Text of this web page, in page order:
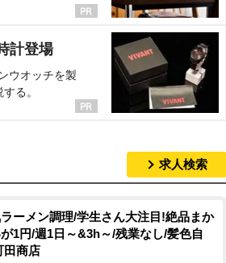
計登場
ウオッチを製
る。
求人検索
ラーメン調理/学生さん大注目!絶品まか
1円/週1日～&3h～/残業なし/髪色自
田商店